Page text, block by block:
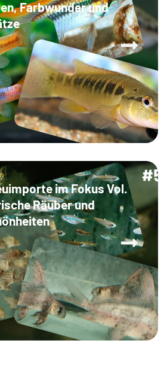
Farbwunder und
im Fokus Vol.
Räuber und